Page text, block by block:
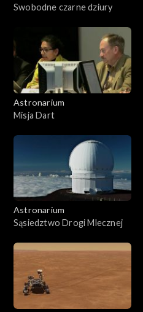
Swobodne czarne dziury
Astronarium
Misja Dart
Astronarium
Sąsiedztwo Drogi Mlecznej